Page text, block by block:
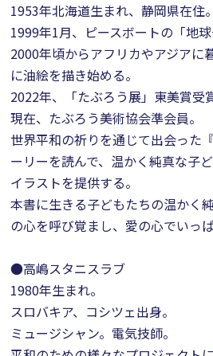
1953年北海道生まれ、静岡県在住。
1999年1月、ピースボートの「地
2000年頃からアフリカやアジアに
に油絵を描き始める。
2022年、「たぶろう展」東美賞受
現在、たぶろう美術協会準会員。
世界平和の祈りを通じて出会った
ーリーを読んで、温かく純真な子
イラストを提供する。
本書に生きる子どもたちの温かく
の心を呼び覚まし、愛の心でいっ
●高嶋スタニスラブ
1980年生まれ。
スロバキア、コシツェ出身。
ミュージシャン。電気技師。